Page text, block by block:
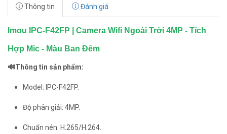
Thông tin Đánh giá
Imou IPC-F42FP | Camera Wifi Ngoài Trời 4MP - Tích
Hợp Mic - Màu Ban Đêm
🔊Thông tin sản phẩm:
Model: IPC-F42FP.
Độ phân giải: 4MP.
Chuẩn nén: H.265/H.264.